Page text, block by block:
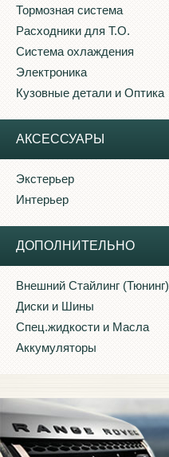
Тормозная система
Расходники для Т.О.
Система охлаждения
Электроника
Кузовные детали и Оптика
АКСЕССУАРЫ
Экстерьер
Интерьер
ДОПОЛНИТЕЛЬНО
Внешний Стайлинг (Тюнинг)
Диски и Шины
Спец.жидкости и Масла
Аккумуляторы